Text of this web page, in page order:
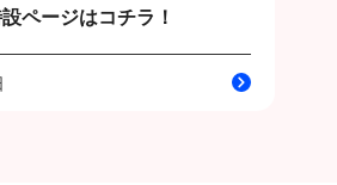
ページはコチラ！